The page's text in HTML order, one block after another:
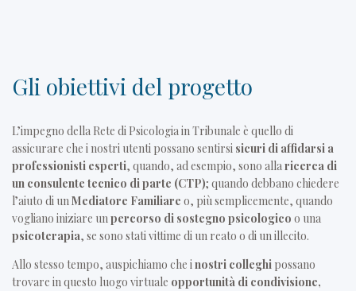
Gli obiettivi del progetto
L’impegno della Rete di Psicologia in Tribunale è quello di
assicurare che i nostri utenti possano sentirsi sicuri di affidarsi a
professionisti esperti, quando, ad esempio, sono allaricerca di
un consulente tecnico di parte (CTP); quando debbano chiedere
l’aiuto di unMediatore Familiare o, più semplicemente, quando
vogliano iniziare unpercorso di sostegno psicologico o una
psicoterapia, se sono stati vittime di un reato o di un illecito.
Allo stesso tempo, auspichiamo che inostri colleghi possano
trovare in questo luogo virtuale opportunità di condivisione,